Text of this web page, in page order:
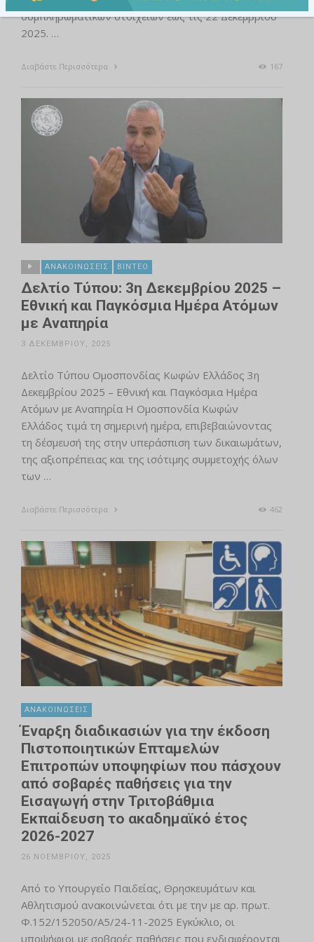
συμπληρωματικών στοιχείων έως τις 22 Δεκεμβρίου
2025. …
Διαβάστε Περισσότερα 167
ΑΝΑΚΟΙΝΏΣΕΙΣ ΒΊΝΤΕΟ
Δελτίο Τύπου: 3η Δεκεμβρίου 2025 –
Εθνική και Παγκόσμια Ημέρα Ατόμων
με Αναπηρία
3 ΔΕΚΕΜΒΡΊΟΥ, 2025
Δελτίο Τύπου Ομοσπονδίας Κωφών Ελλάδος 3η
Δεκεμβρίου 2025 – Εθνική και Παγκόσμια Ημέρα
Ατόμων με Αναπηρία Η Ομοσπονδία Κωφών
Ελλάδος τιμά τη σημερινή ημέρα, επιβεβαιώνοντας
τη δέσμευσή της στην υπεράσπιση των δικαιωμάτων,
της αξιοπρέπειας και της ισότιμης συμμετοχής όλων
των …
Διαβάστε Περισσότερα 462
ΑΝΑΚΟΙΝΏΣΕΙΣ
Έναρξη διαδικασιών για την έκδοση
Πιστοποιητικών Επταμελών
Επιτροπών υποψηφίων που πάσχουν
από σοβαρές παθήσεις για την
Εισαγωγή στην Τριτοβάθμια
Εκπαίδευση το ακαδημαϊκό έτος
2026-2027
26 ΝΟΕΜΒΡΊΟΥ, 2025
Από το Υπουργείο Παιδείας, Θρησκευμάτων και
Αθλητισμού ανακοινώνεται ότι με την με αρ. πρωτ.
Φ.152/152050/Α5/24-11-2025 Εγκύκλιο, οι
υποψήφιοι με σοβαρές παθήσεις που ενδιαφέρονται